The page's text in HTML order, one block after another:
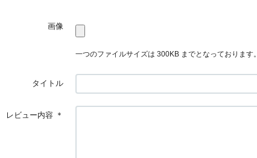
画像
一つのファイルサイズは 300KB までとなっております。
タイトル
レビュー内容 ＊